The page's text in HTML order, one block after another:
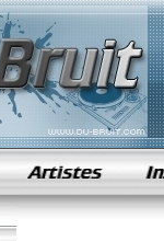
samples de rap